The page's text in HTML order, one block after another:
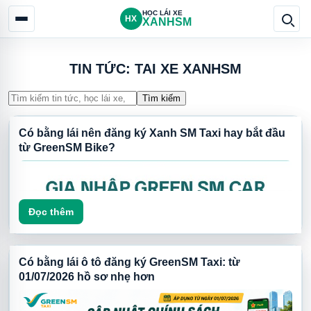
HX
HỌC LÁI XE
XANHSM
TIN TỨC: TAI XE XANHSM
Tìm kiếm
Có bằng lái nên đăng ký Xanh SM Taxi hay bắt đầu
từ GreenSM Bike?
Đọc thêm
Có bằng lái ô tô đăng ký GreenSM Taxi: từ
01/07/2026 hồ sơ nhẹ hơn